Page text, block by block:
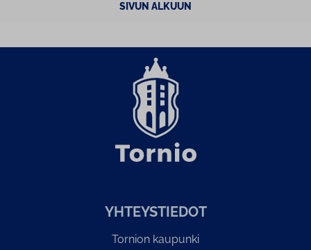
SIVUN ALKUUN
YH­TEYS­TIE­DOT
Tornion kaupunki